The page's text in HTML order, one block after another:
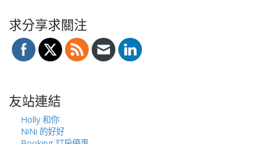
求分享求關注
友站連結
Holly 和你
NiNi 的好好